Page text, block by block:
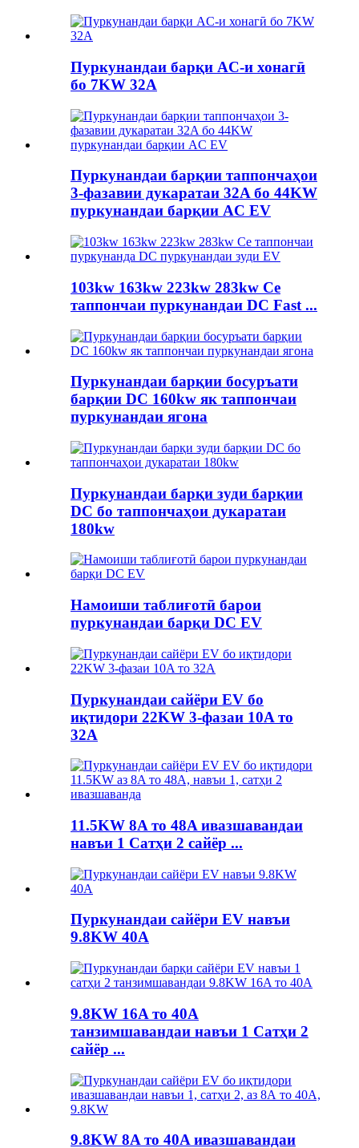
Пуркунандаи барқи AC-и хонагӣ
бо 7KW 32A
Пуркунандаи барқии таппончаҳои
3-фазавии дукаратаи 32A бо 44KW
пуркунандаи барқии AC EV
103kw 163kw 223kw 283kw Се
таппончаи пуркунандаи DC Fast ...
Пуркунандаи барқии босуръати
барқии DC 160kw як таппончаи
пуркунандаи ягона
Пуркунандаи барқи зуди барқии
DC бо таппончаҳои дукаратаи
180kw
Намоиши таблиғотӣ барои
пуркунандаи барқи DC EV
Пуркунандаи сайёри EV бо
иқтидори 22KW 3-фазаи 10A то
32A
11.5KW 8A то 48A ивазшавандаи
навъи 1 Сатҳи 2 сайёр ...
Пуркунандаи сайёри EV навъи
9.8KW 40A
9.8KW 16A то 40A
танзимшавандаи навъи 1 Сатҳи 2
сайёр ...
9.8KW 8A то 40A ивазшавандаи